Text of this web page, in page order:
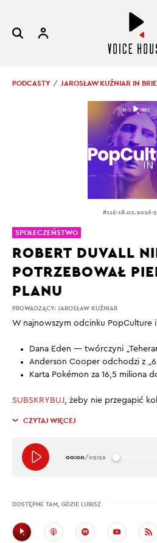
PODCASTY JAROSŁAW KUŹNIAR IN
#116.18.02.2026.
PROWADZĄCY: JAROSŁAW KUŹNIAR
ROBERT DUVALL
POTRZEBOWAŁ
PLANU
W najnowszym odcinku PopCulture
Dana Eden — twórczyni
Anderson Cooper odchodzi z
Karta Pokémon za 16,5 miliona
SUBSKRYBUJ, żeby nie przegapić
CZYTAJ WIĘCEJ
00:00/05:59
DOSTĘPNE TAM, GDZIE LUBISZ
SPOŁECZEŃSTWO